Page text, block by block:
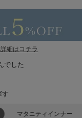
スカート
パジャマ
インナー
ベビー
MAX55%OFF ブラックフ
オフィス
きれいめ美脚パンツ派
ツィード派
王道シンプル派
短肌着
セット
快適ウェア10%OFF
ジャンパースカート/
ワーク・オフィス
カジュアル
あったかアイテム｜
10,001円（税込）〜
女の子におススメの
男の子におススメの
もらって嬉しいギフト
保温&リカバリー
レギンス・タイツ
カップ付きインナー
裏起毛素材
【冬のあったか特集
細はコチラ
でした
す
マタニティインナー